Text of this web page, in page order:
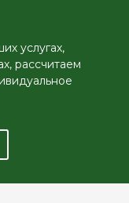
услугах,
рассчитаем